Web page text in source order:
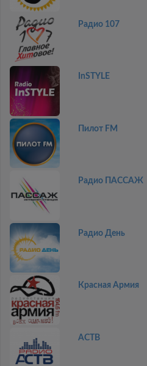
Радио 107
InSTYLE
Пилот FM
Радио ПАССАЖ
Радио День
Красная Армия
АСТВ